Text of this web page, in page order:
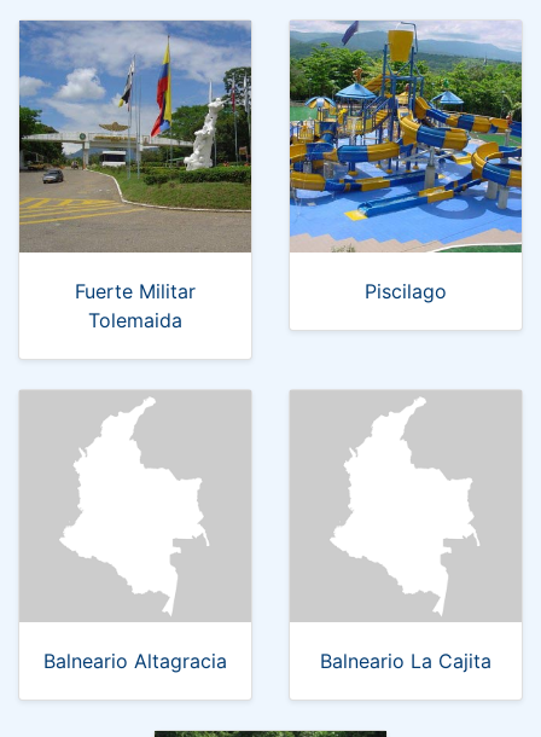
Fuerte Militar
Tolemaida
Piscilago
Balneario Altagracia Balneario La Cajita